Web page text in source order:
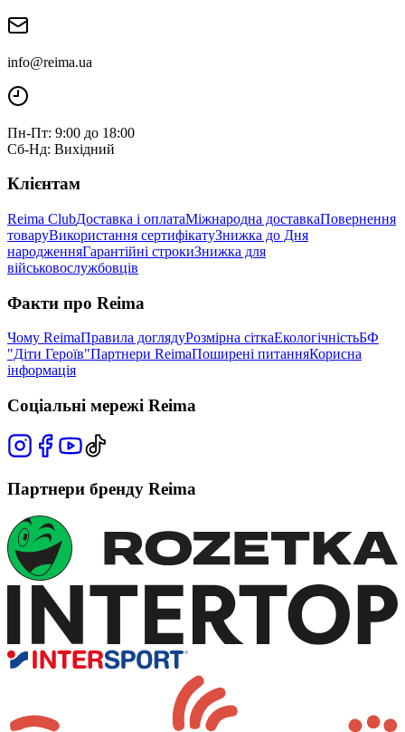
info@reima.ua
Пн-Пт: 9:00 до 18:00
Сб-Нд: Вихідний
Клієнтам
Reima ClubДоставка і оплатаМіжнародна доставкаПовернення
товаруВикористання сертифікатуЗнижка до Дня
народженняГарантійні строкиЗнижка для
військовослужбовців
Факти про Reima
Чому ReimaПравила доглядуРозмірна сіткаЕкологічністьБФ
"Діти Героїв"Партнери ReimaПоширені питанняКорисна
інформація
Соціальні мережі Reima
Партнери бренду Reima